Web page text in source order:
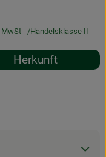
MwSt Handelsklasse II
Herkunft